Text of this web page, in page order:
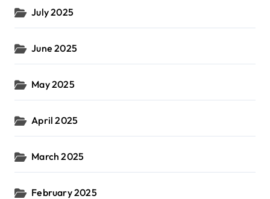
July 2025
June 2025
May 2025
April 2025
March 2025
February 2025